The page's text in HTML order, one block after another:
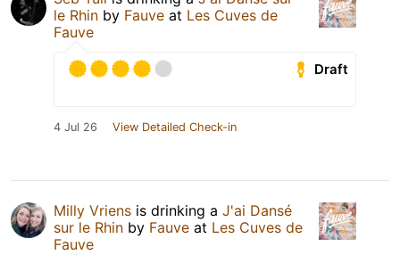
le Rhin by Fauve at Les Cuves de
Fauve
Draft
4 Jul 26 View Detailed Check-in
Milly Vriens is drinking a J'ai Dansé
sur le Rhin by Fauve at Les Cuves de
Fauve